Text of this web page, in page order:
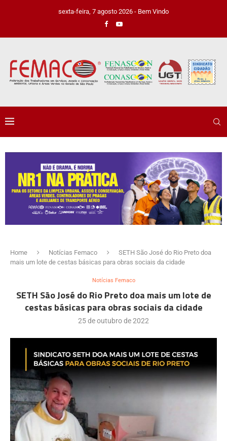
sexta-feira, 7 agosto 2026 - Bem Vindo
Home Notícias Femaco
SETH São José do Rio Preto doa
mais um lote de cestas básicas para obras sociais da cidade
Notícias Femaco
SETH São José do Rio Preto doa mais um lote de
cestas básicas para obras sociais da cidade
25 de outubro de 2022